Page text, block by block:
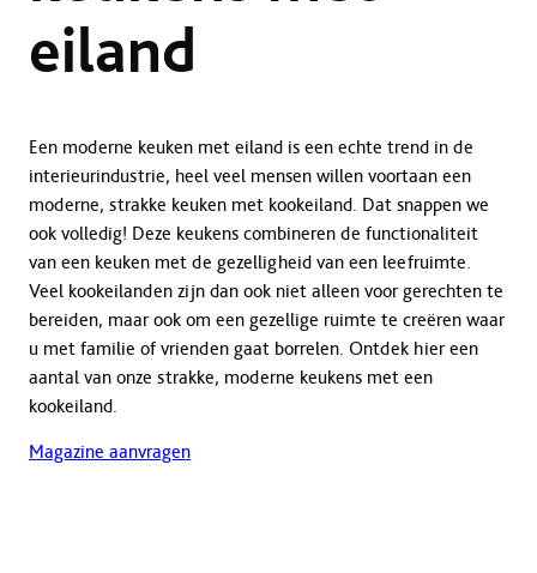
eiland
Een moderne keuken met eiland is een echte trend in de
interieurindustrie, heel veel mensen willen voortaan een
moderne, strakke keuken met kookeiland. Dat snappen we
ook volledig! Deze keukens combineren de functionaliteit
van een keuken met de gezelligheid van een leefruimte.
Veel kookeilanden zijn dan ook niet alleen voor gerechten te
bereiden, maar ook om een gezellige ruimte te creëren waar
u met familie of vrienden gaat borrelen. Ontdek hier een
aantal van onze strakke, moderne keukens met een
kookeiland.
Magazine aanvragen